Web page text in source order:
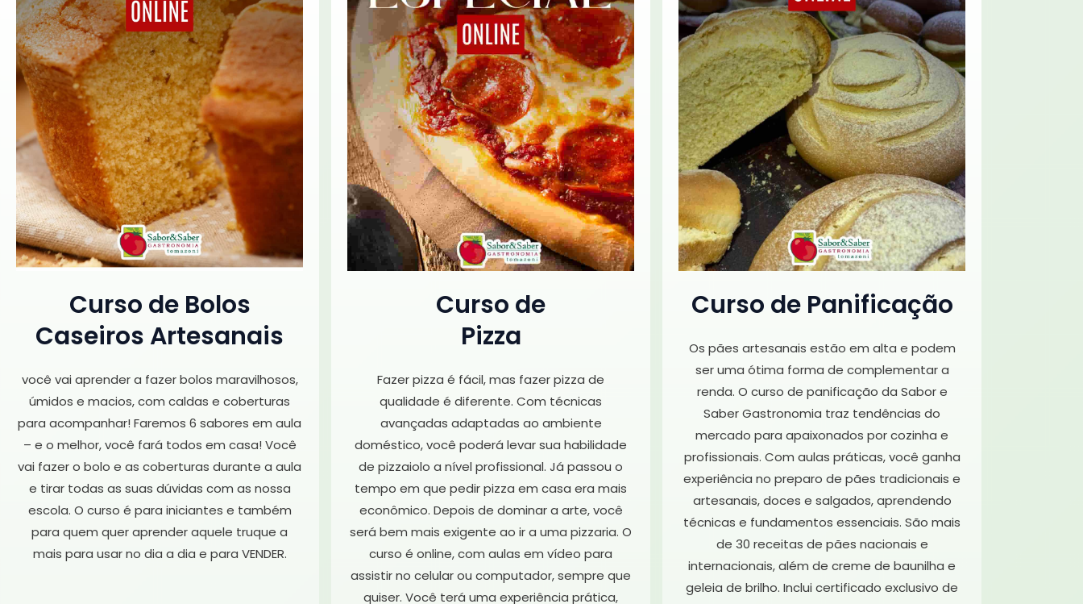
Curso de Bolos
Caseiros Artesanais
você vai aprender a fazer bolos maravilhosos,
úmidos e macios, com caldas e coberturas
para acompanhar! Faremos 6 sabores em aula
– e o melhor, você fará todos em casa! Você
vai fazer o bolo e as coberturas durante a aula
e tirar todas as suas dúvidas com as nossa
escola. O curso é para iniciantes e também
para quem quer aprender aquele truque a
mais para usar no dia a dia e para VENDER.
Curso de
Pizza
Fazer pizza é fácil, mas fazer pizza de
qualidade é diferente. Com técnicas
avançadas adaptadas ao ambiente
doméstico, você poderá levar sua habilidade
de pizzaiolo a nível profissional. Já passou o
tempo em que pedir pizza em casa era mais
econômico. Depois de dominar a arte, você
será bem mais exigente ao ir a uma pizzaria. O
curso é online, com aulas em vídeo para
assistir no celular ou computador, sempre que
quiser. Você terá uma experiência prática,
Curso de Panificação
Os pães artesanais estão em alta e podem
ser uma ótima forma de complementar a
renda. O curso de panificação da Sabor e
Saber Gastronomia traz tendências do
mercado para apaixonados por cozinha e
profissionais. Com aulas práticas, você ganha
experiência no preparo de pães tradicionais e
artesanais, doces e salgados, aprendendo
técnicas e fundamentos essenciais. São mais
de 30 receitas de pães nacionais e
internacionais, além de creme de baunilha e
geleia de brilho. Inclui certificado exclusivo de